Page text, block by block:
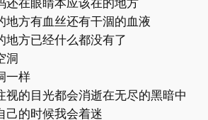
地方有血丝还有干涸的血液
地方已经什么都没有了
洞
一样
视的目光都会消逝在无尽的黑暗中
己的时候我会着迷